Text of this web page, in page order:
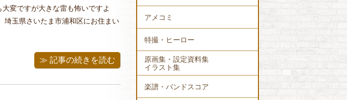
変ですが大きな雷も怖いですよ
埼玉県さいたま市浦和区にお住まい
≫ 記事の続きを読む
アメコミ
特撮・ヒーロー
原画集・設定資料集
イラスト集
楽譜・バンドスコア